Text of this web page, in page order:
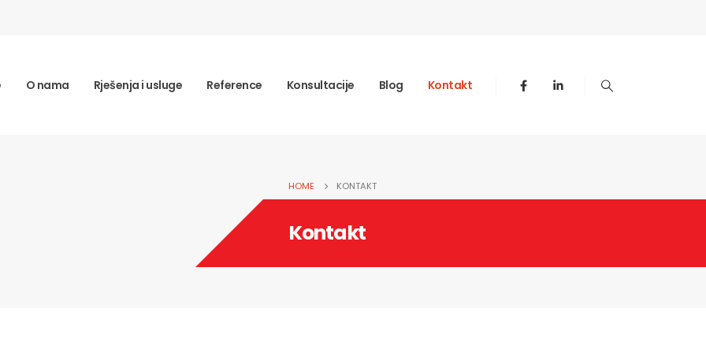
O nama Rješenja i usluge Reference Konsultacije Blog Kontakt
HOME KONTAKT
Kontakt